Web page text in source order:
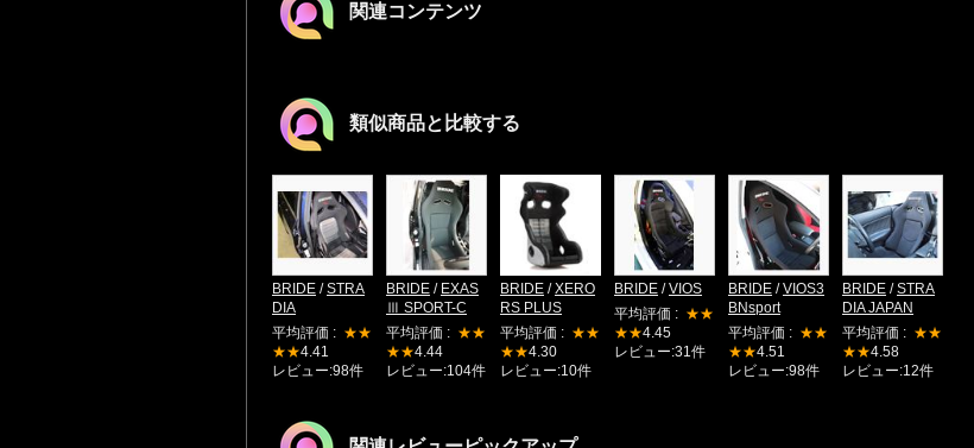
関連コンテンツ
類似商品と比較する
BRIDE /STRA
DIA
平均評価 : ★★
★★4.41
レビュー:98件
BRIDE / EXAS
Ⅲ SPORT-C
平均評価 : ★★
★★4.44
レビュー:104件
BRIDE /XERO
RS PLUS
平均評価 : ★★
★★4.30
レビュー:10件
BRIDE /VIOS
平均評価 : ★★
★★4.45
レビュー:31件
BRIDE /VIOS3
BNsport
平均評価 : ★★
★★4.51
レビュー:98件
BRIDE /STRA
DIA JAPAN
平均評価 : ★★
★★4.58
レビュー:12件